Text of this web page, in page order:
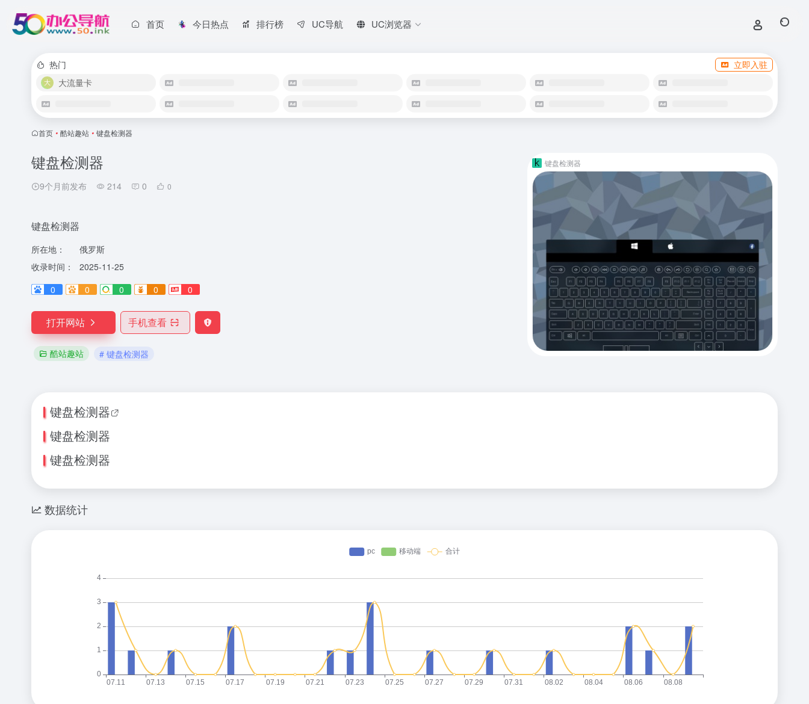
首页 今日热点 排行榜 UC导航 UC浏览器
热门
立即入驻
大流量卡
首页 • 酷站趣站 • 键盘检测器
键盘检测器
9个月前发布 214 0 0
键盘检测器
所在地：
俄罗斯
收录时间：
2025-11-25
0
0 0 0 0
打开网站 手机查看
酷站趣站 # 键盘检测器
键盘检测器
键盘检测器
键盘检测器
键盘检测器
数据统计